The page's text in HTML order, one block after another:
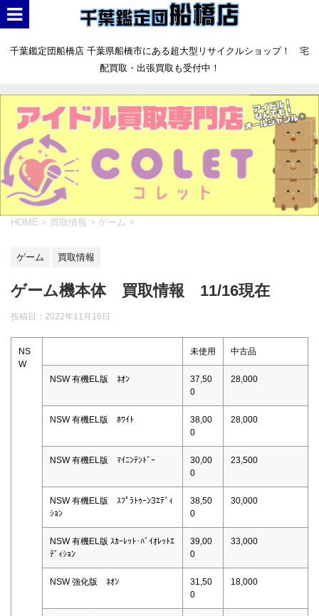
千葉鑑定団船橋店 千葉県船橋市にある超大型リサイクルショップ！ 宅
配買取・出張買取も受付中！
HOME > 買取情報 > ゲーム >
ゲーム 買取情報
ゲーム機本体 買取情報 11/16現在
投稿日： 2022年11月16日
NS
W
未使用 中古品
NSW 有機EL版 ﾈｵﾝ
37,50
0
28,000
NSW 有機EL版 ﾎﾜｲﾄ
38,00
0
28,000
NSW 有機EL版 ﾏｲﾆﾝﾃﾝﾄﾞｰ
30,00
0
23,500
NSW 有機EL版 ｽﾌﾟﾗﾄｩｰﾝ3ｴﾃﾞｨ
ｼｮﾝ
38,50
0
30,000
NSW 有機EL版 ｽｶｰﾚｯﾄ･ﾊﾞｲｵﾚｯﾄｴ
ﾃﾞｨｼｮﾝ
39,00
0
33,000
NSW 強化版 ﾈｵﾝ
31,50
0
18,000